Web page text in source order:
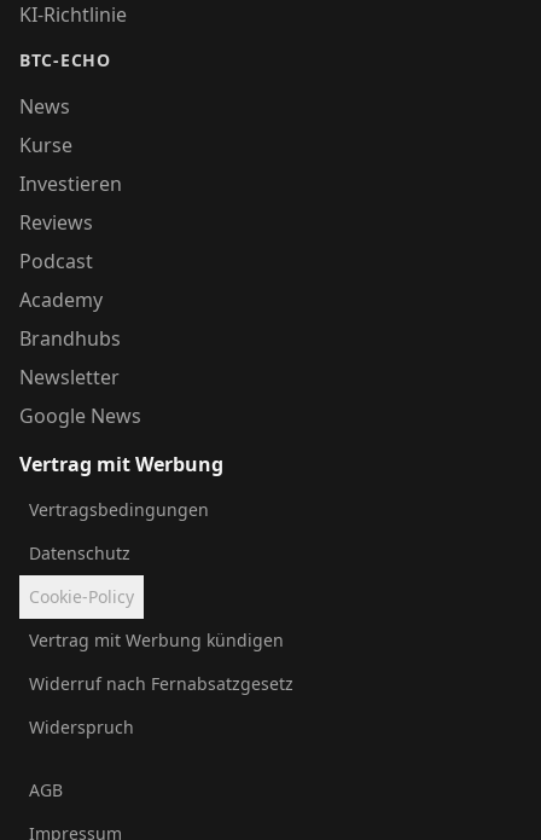
KI-Richtlinie
BTC-ECHO
News
Kurse
Investieren
Reviews
Podcast
Academy
Brandhubs
Newsletter
Google News
Vertrag mit Werbung
Vertragsbedingungen
Datenschutz
Cookie-Policy
Vertrag mit Werbung kündigen
Widerruf nach Fernabsatzgesetz
Widerspruch
AGB
Impressum